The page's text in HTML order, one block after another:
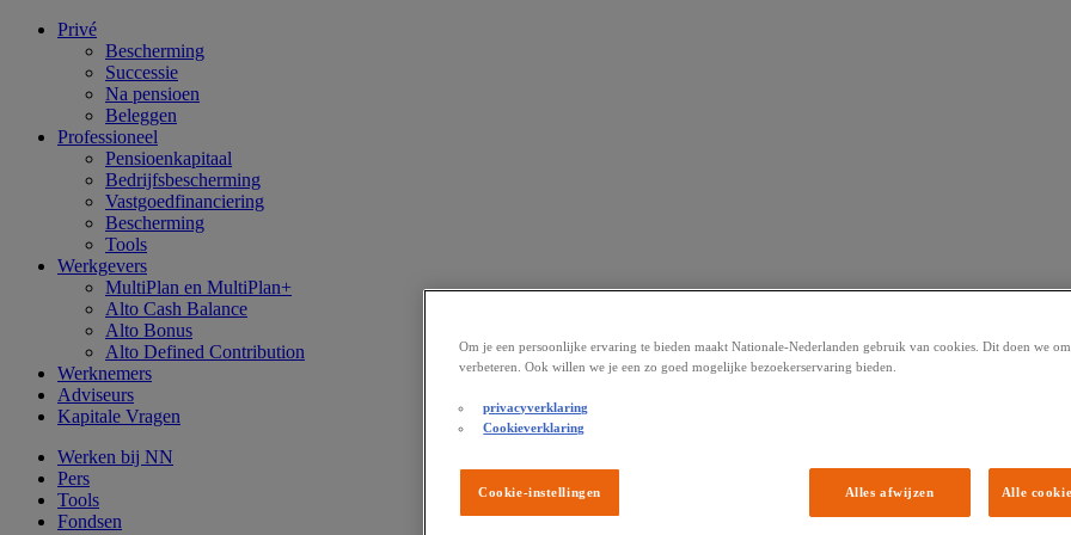
Privé
Bescherming
Successie
Na pensioen
Beleggen
Professioneel
Pensioenkapitaal
Bedrijfsbescherming
Vastgoedfinanciering
Bescherming
Tools
Werkgevers
MultiPlan en MultiPlan+
Alto Cash Balance
Alto Bonus
Alto Defined Contribution
Werknemers
Adviseurs
Kapitale Vragen
Werken bij NN
Pers
Tools
Fondsen
Om je een persoonlijke ervaring te bieden maakt Nationale-Nederlanden gebruik van cookies. Dit doen we
verbeteren. Ook willen we je een zo goed mogelijke bezoekerservaring bieden.
privacyverklaring
Cookieverklaring
Alles afwijzen Alle
Cookie-instellingen